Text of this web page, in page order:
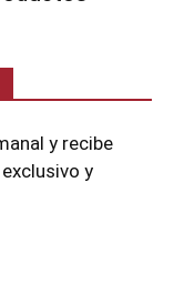
y recibe
y